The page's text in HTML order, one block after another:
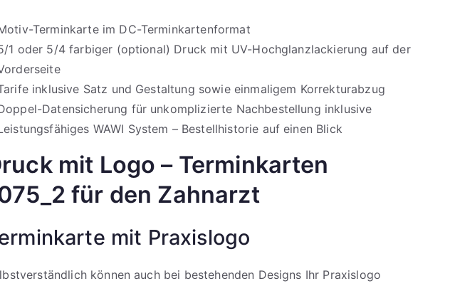
Terminkarte im DC-Terminkartenformat
1 oder 5/4 farbiger (optional) Druck mit UV-Hochglanzlackierung auf der
inklusive Satz und Gestaltung sowie einmaligem Korrekturabzug
Datensicherung für unkomplizierte Nachbestellung inklusive
WAWI System – Bestellhistorie auf einen Blick
mit Logo – Terminkarten
für den Zahnarzt
mit Praxislogo
können auch bei bestehenden Designs Ihr Praxislogo